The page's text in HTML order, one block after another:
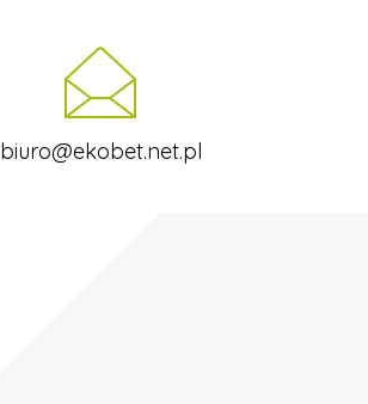
biuro@ekobet.net.pl